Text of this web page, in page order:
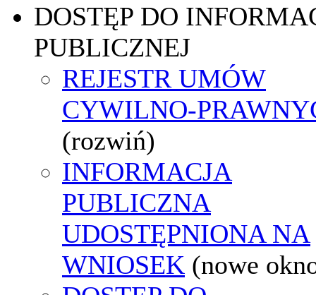
DOSTĘP DO
PUBLICZNEJ
REJESTR UMÓW
CYWILNO-
(rozwiń)
INFORMACJA
PUBLICZNA
UDOSTĘPNIONA NA
WNIOSEK (nowe